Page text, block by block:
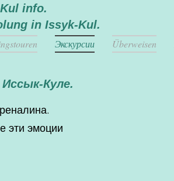
info.
in Issyk-Kul.
Экскурсии Überweisen
Куле.
эти эмоции